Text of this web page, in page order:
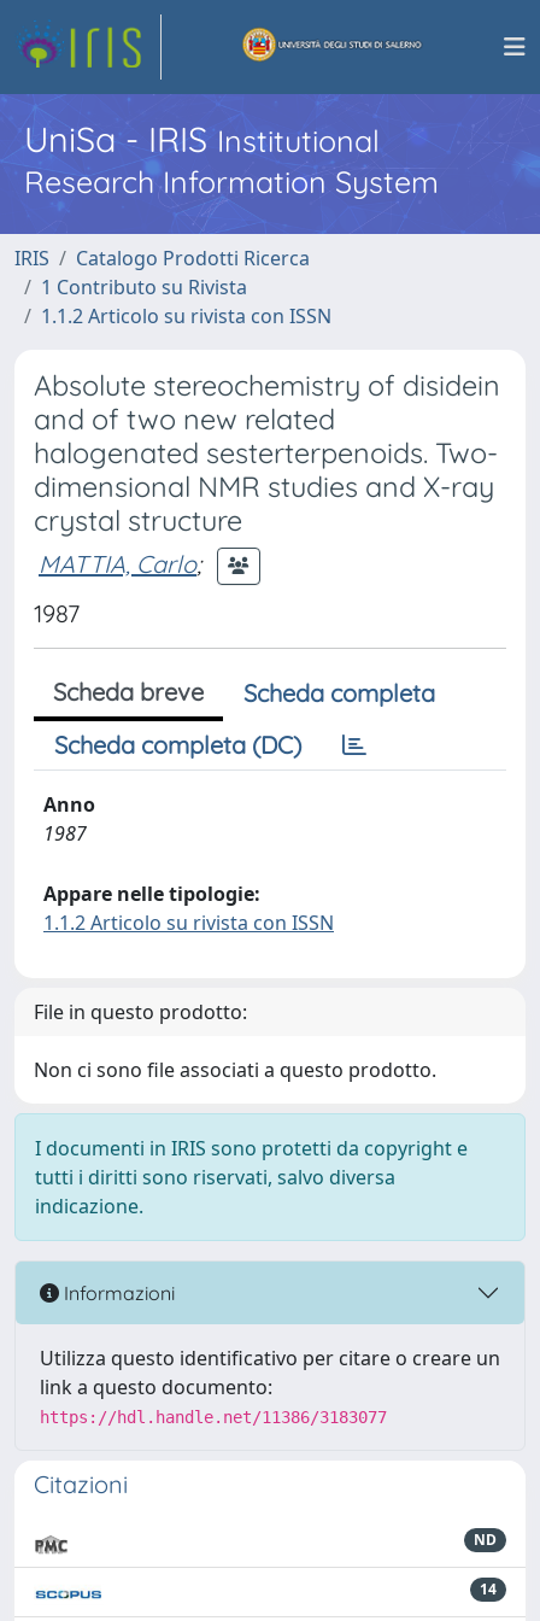
UniSa - IRISInstitutional
Research Information System
IRIS
Catalogo Prodotti Ricerca
1 Contributo su Rivista
1.1.2 Articolo su rivista con ISSN
Absolute stereochemistry of disidein
and of two new related
halogenated sesterterpenoids. Two-
dimensional NMR studies and X-ray
crystal structure
MATTIA, Carlo;
1987
Scheda breve
Scheda completa
Scheda completa (DC)
Anno
1987
Appare nelle tipologie:
1.1.2 Articolo su rivista con ISSN
File in questo prodotto:
Non ci sono file associati a questo prodotto.
I documenti in IRIS sono protetti da copyright e
tutti i diritti sono riservati, salvo diversa
indicazione.
Informazioni
Utilizza questo identificativo per citare o creare un
link a questo documento:
https://hdl.handle.net/11386/3183077
Citazioni
ND
14